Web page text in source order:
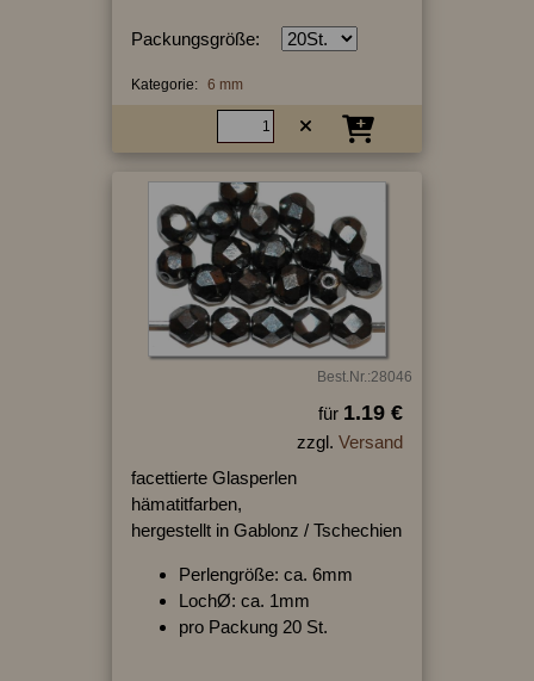
Packungsgröße:
Kategorie: 6 mm
Best.Nr.:28046
für 1.19 €
zzgl. Versand
facettierte Glasperlen
hämatitfarben,
hergestellt in Gablonz / Tschechien
Perlengröße: ca. 6mm
LochØ: ca. 1mm
pro Packung 20 St.